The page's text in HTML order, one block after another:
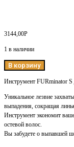
3144,00Р
1 в наличии
В корзину
Инструмент FURminator S
Уникальное лезвие
выпадения, сокращая
Инструмент экономит
остевой волос.
Вы забудете о выпавшей